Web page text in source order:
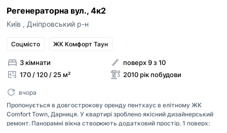
Регенераторна вул., 4к2
Київ , Дніпровський р-н
Соцмісто ЖК Комфорт Таун
3 кімнати
170 / 120 / 25 м²
поверх 9 з 10
2010 рік побудови
вчора
Пропонується в довгострокову оренду пентхаус в елітному ЖК
Comfort Town, Дарниця. У квартирі зроблено якісний дизайнерський
ремонт. Панорамні вікна створюють додатковий простір. 1 поверх: